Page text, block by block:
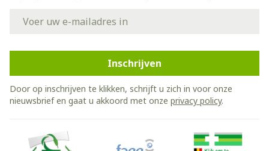
Inschrijven
Door op inschrijven te klikken, schrijft u zich in voor onze
nieuwsbrief en gaat u akkoord met onze privacy policy.